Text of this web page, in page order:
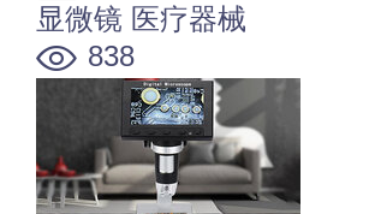
显微镜 医疗器械
838